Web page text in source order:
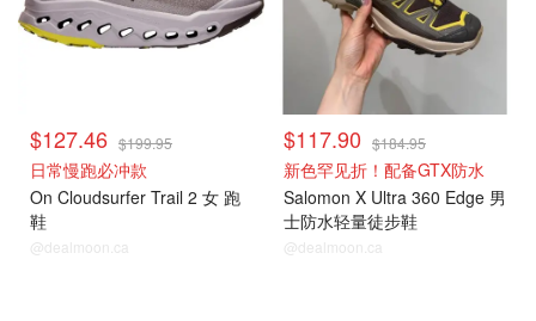
$127.46 $199.95
日常慢跑必冲款
On Cloudsurfer Trail 2 女 跑
鞋
@dealmoon.ca
$117.90 $184.95
新色罕见折！配备GTX防水
Salomon X Ultra 360 Edge 男
士防水轻量徒步鞋
@dealmoon.ca